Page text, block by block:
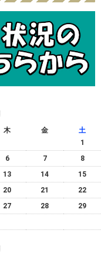
木 金
土
1
6 7
8
13 14
15
20 21
22
27 28
29